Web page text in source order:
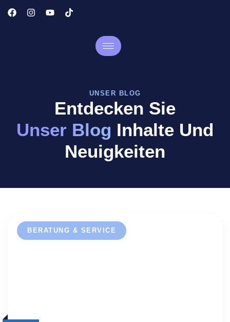
UNSER BLOG
Entdecken Sie
Unser Blog Inhalte Und
Neuigkeiten
BERATUNG & SERVICE